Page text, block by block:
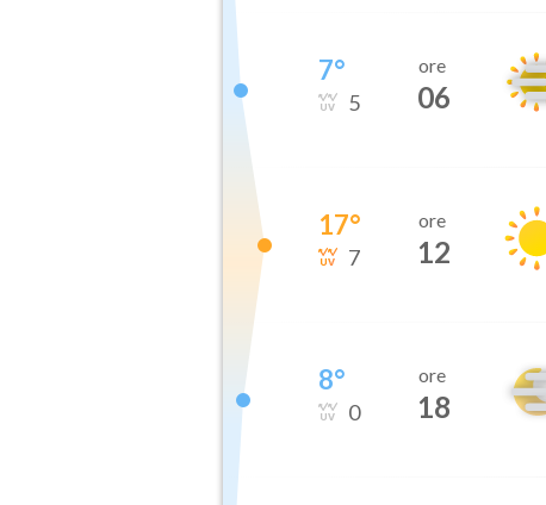
7°
5
ore
06
17°
7
ore
12
8°
0
ore
18